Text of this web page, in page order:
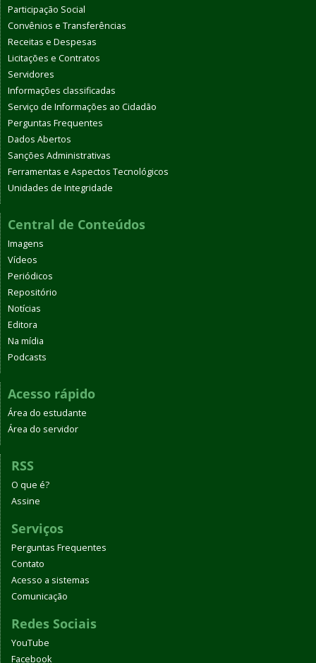
Participação Social
Convênios e Transferências
Receitas e Despesas
Licitações e Contratos
Servidores
Informações classificadas
Serviço de Informações ao Cidadão
Perguntas Frequentes
Dados Abertos
Sanções Administrativas
Ferramentas e Aspectos Tecnológicos
Unidades de Integridade
Central de Conteúdos
Imagens
Vídeos
Periódicos
Repositório
Notícias
Editora
Na mídia
Podcasts
Acesso rápido
Área do estudante
Área do servidor
RSS
O que é?
Assine
Serviços
Perguntas Frequentes
Contato
Acesso a sistemas
Comunicação
Redes Sociais
YouTube
Facebook